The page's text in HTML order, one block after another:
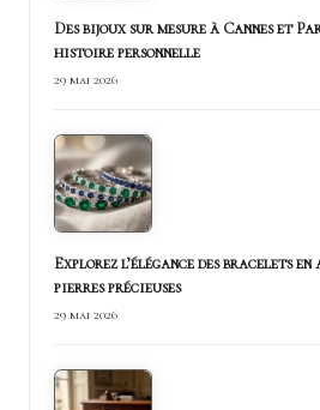
Des bijoux sur mesure à Cannes et
histoire personnelle
29 mai 2026
Explorez l’élégance des bracelets
pierres précieuses
29 mai 2026